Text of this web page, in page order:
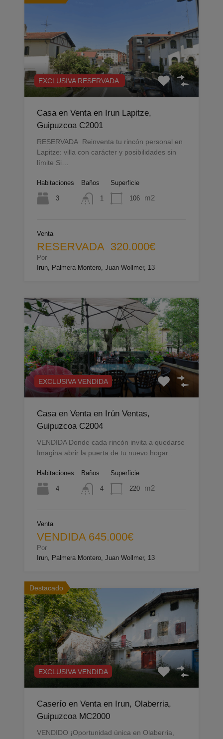
EXCLUSIVA RESERVADA
Casa en Venta en Irun Lapitze,
Guipuzcoa C2001
RESERVADA Reinventa tu rincón personal en
Lapitze: villa con carácter y posibilidades sin
límite Si…
Habitaciones
3
Baños
1
Superficie
106 m2
Venta
RESERVADA 320.000€
Por
Irun, Palmera Montero, Juan Wollmer, 13
EXCLUSIVA VENDIDA
Casa en Venta en Irún Ventas,
Guipuzcoa C2004
VENDIDA Donde cada rincón invita a quedarse
Imagina abrir la puerta de tu nuevo hogar…
Habitaciones
4
Baños
4
Superficie
220 m2
Venta
VENDIDA 645.000€
Por
Irun, Palmera Montero, Juan Wollmer, 13
Destacado
EXCLUSIVA VENDIDA
Caserío en Venta en Irun, Olaberria,
Guipuzcoa MC2000
VENDIDO ¡Oportunidad única en Olaberria,